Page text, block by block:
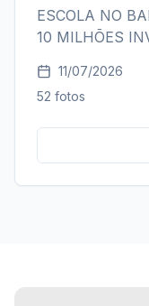
ESCOLA NO
10 MILHÕES
11/07/2026
52 fotos